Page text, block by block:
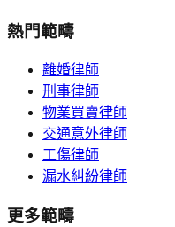
熱門範疇
離婚律師
刑事律師
物業買賣律師
交通意外律師
工傷律師
漏水糾紛律師
更多範疇